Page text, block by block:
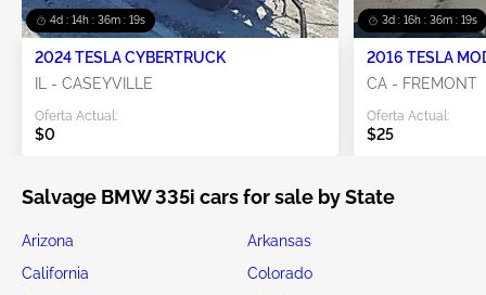
4d : 14h : 36m : 18s
2024 TESLA CYBERTRUCK
IL - CASEYVILLE
Oferta Actual:
$0
3d : 16h : 36m : 18s
2016 TESLA
CA - FREMONT
Oferta Actual:
$25
Salvage BMW 335i cars for sale by State
Arizona
Arkansas
California
Colorado